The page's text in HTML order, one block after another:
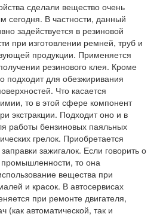
сделали вещество очень
сегодня. В частности, данный
задействуется в резиновой
при изготовлении ремней, труб и
продукции. Применяется
резинового клея. Кроме
подходит для обезжиривания
Что касается
то в этой сфере компонент
экстракции. Подходит оно и в
работы бензиновых паяльных
грелок. Приобретается
зажигалок. Если говорить о
промышленности, то она
вещества при
и красок. В автосервисах
при ремонте двигателя,
(как автоматической, так и